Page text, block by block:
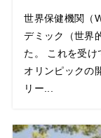
世界保健機関（
デミック（世界
た。 これを受
オリンピックの
リー...